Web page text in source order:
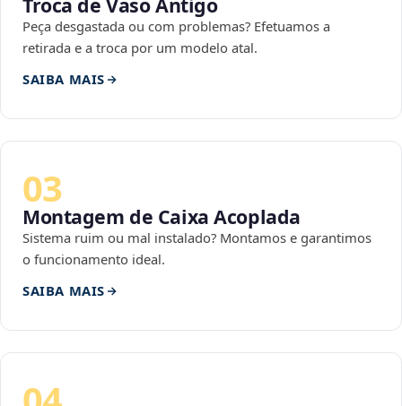
Peça desgastada ou com problemas? Efetuamos a
retirada e a troca por um modelo atal.
SAIBA MAIS
03
Montagem de Caixa Acoplada
Sistema ruim ou mal instalado? Montamos e garantimos
o funcionamento ideal.
SAIBA MAIS